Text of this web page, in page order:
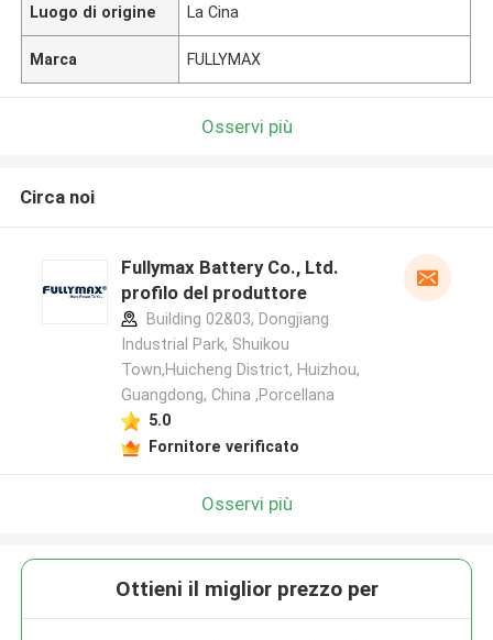
Luogo di origine La Cina
Marca FULLYMAX
Osservi più
Circa noi
Fullymax Battery Co., Ltd.
profilo del produttore
Building 02&03, Dongjiang
Industrial Park, Shuikou
Town,Huicheng District, Huizhou,
Guangdong, China ,Porcellana
5.0
Fornitore verificato
Osservi più
Ottieni il miglior prezzo per